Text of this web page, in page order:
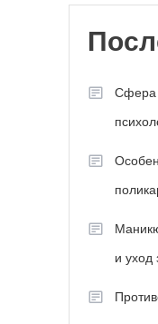
Сфера
и уход